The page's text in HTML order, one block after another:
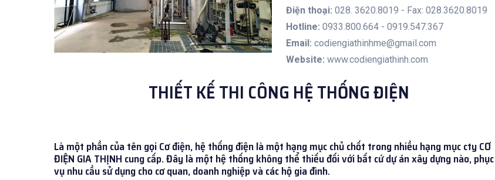
Điện thoại: 028. 3620.8019 - Fax: 028.3620.8019
Hotline: 0933.800.664 - 0919.547.367
Email: codiengiathinhme@gmail.com
Website: www.codiengiathinh.com
THIẾT KẾ THI CÔNG HỆ THỐNG ĐIỆN
Là một phần của tên gọi Cơ điện, hệ thống điện là một hạng mục chủ chốt trong nhiều hạng mục cty CƠ
ĐIỆN GIA THỊNH cung cấp. Đây là một hệ thống không thể thiếu đối với bất cứ dự án xây dựng nào, phục
vụ nhu cầu sử dụng cho cơ quan, doanh nghiệp và các hộ gia đình.